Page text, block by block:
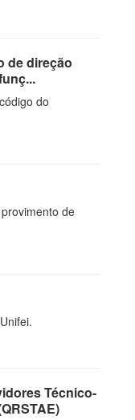
de direção
do
de
Técnico-